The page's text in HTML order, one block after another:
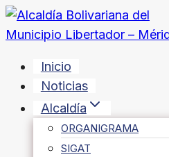
Saltar
al
Inicio
Noticias
Alcaldía
ORGANIGRAMA
SIGAT